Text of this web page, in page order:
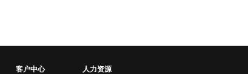
客户中心 人力资源